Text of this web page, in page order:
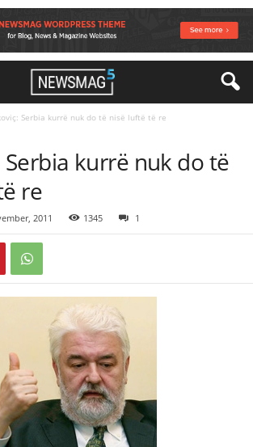
Serbia kurrë nuk do të nisë luftë të re
Serbia kurrë nuk do të
re
2011 1345 1